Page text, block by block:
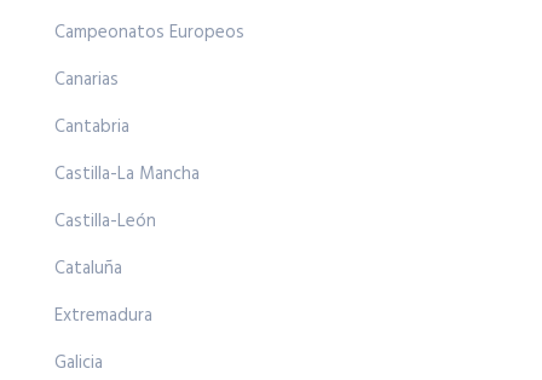
Campeonatos Europeos
Canarias
Cantabria
Castilla-La Mancha
Castilla-León
Cataluña
Extremadura
Galicia